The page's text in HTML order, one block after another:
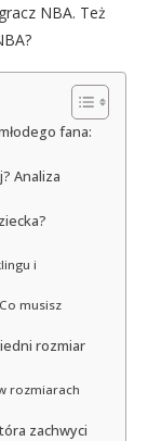
NBA. Też
fana:
Analiza
i
musisz
rozmiar
rozmiarach
zachwyci